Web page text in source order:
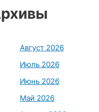
Август 2026
Июль 2026
Июнь 2026
Май 2026